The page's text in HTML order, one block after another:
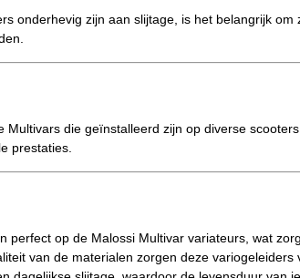
onderhevig zijn aan slijtage, is het belangrijk
Multivars die geïnstalleerd zijn op diverse
prestaties.
perfect op de Malossi Multivar variateurs, wat
van de materialen zorgen deze